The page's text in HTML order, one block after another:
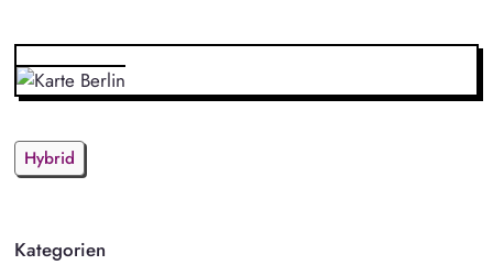
Hybrid
Kategorien